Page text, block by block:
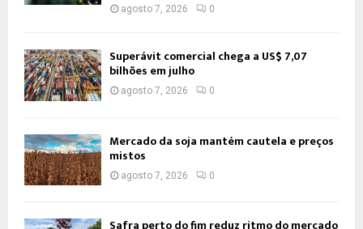
agosto 7, 2026 0
Superávit comercial chega a US$ 7,07
bilhões em julho
agosto 7, 2026 0
Mercado da soja mantém cautela e preços
mistos
agosto 7, 2026 0
Safra perto do fim reduz ritmo do mercado